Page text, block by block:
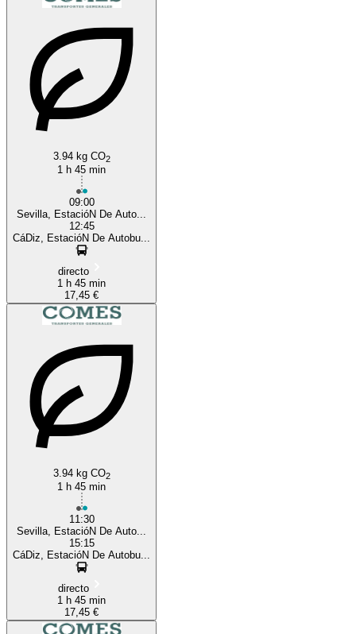
3.94 kg CO2
1 h 45 min
09:00
Sevilla, EstacióN De Auto...
12:45
CáDiz, EstacióN De Autobu...
directo
1 h 45 min
17,45 €
3.94 kg CO2
1 h 45 min
11:30
Sevilla, EstacióN De Auto...
15:15
CáDiz, EstacióN De Autobu...
directo
1 h 45 min
17,45 €